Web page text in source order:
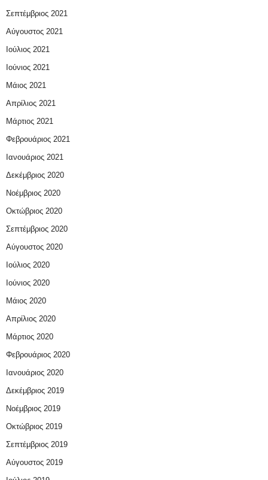
Σεπτέμβριος 2021
Αύγουστος 2021
Ιούλιος 2021
Ιούνιος 2021
Μάιος 2021
Απρίλιος 2021
Μάρτιος 2021
Φεβρουάριος 2021
Ιανουάριος 2021
Δεκέμβριος 2020
Νοέμβριος 2020
Οκτώβριος 2020
Σεπτέμβριος 2020
Αύγουστος 2020
Ιούλιος 2020
Ιούνιος 2020
Μάιος 2020
Απρίλιος 2020
Μάρτιος 2020
Φεβρουάριος 2020
Ιανουάριος 2020
Δεκέμβριος 2019
Νοέμβριος 2019
Οκτώβριος 2019
Σεπτέμβριος 2019
Αύγουστος 2019